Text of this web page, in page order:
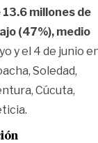
millones de
(47%), medio
y el 4 de junio
Soledad,
Cúcuta,